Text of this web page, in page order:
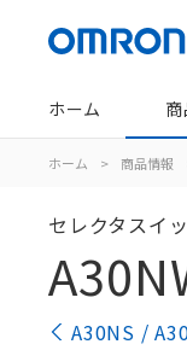
ホーム
ホーム > 商品情報
セレクタスイ
A30NS /